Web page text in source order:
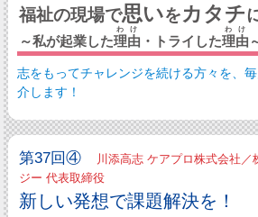
福祉の現場で思いをカタチ
～私が起業した理由
わけ
・トライした理由
わけ
志をもってチャレンジを続ける方々を、
介します！
第37回④
川添高志 ケアプロ株式会社／
ジー 代表取締役
新しい発想で課題解決を！